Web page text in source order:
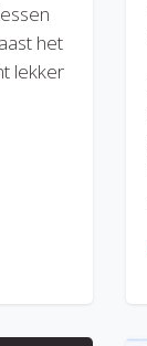
het
lekker